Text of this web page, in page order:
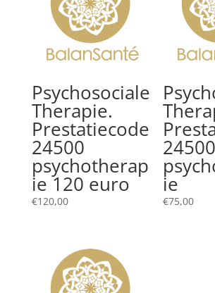
Psychosociale
Therapie.
Prestatiecode
24500
psychotherap
ie 120 euro
€120,00
24500
ie
€75,00